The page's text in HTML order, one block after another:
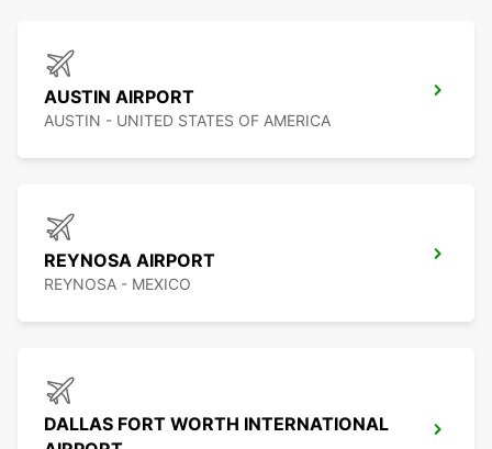
AUSTIN AIRPORT
AUSTIN - UNITED STATES OF AMERICA
REYNOSA AIRPORT
REYNOSA - MEXICO
DALLAS FORT WORTH INTERNATIONAL